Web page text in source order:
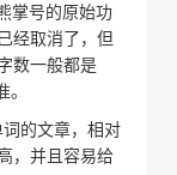
掌号的原始功
经取消了，但
数一般都是
的文章，相对
，并且容易给